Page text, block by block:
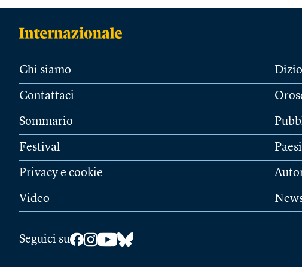
Chi siamo
Contattaci
Sommario
Festival
Privacy e cookie
Video
Paesi
Seguici su